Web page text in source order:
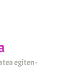
egiten